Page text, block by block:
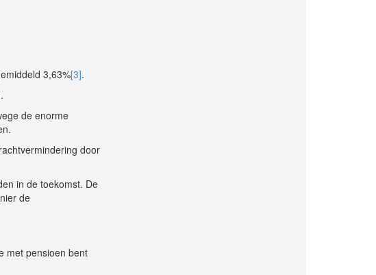
3,63%[3].
de enorme
door
in de toekomst. De
de
met pensioen bent